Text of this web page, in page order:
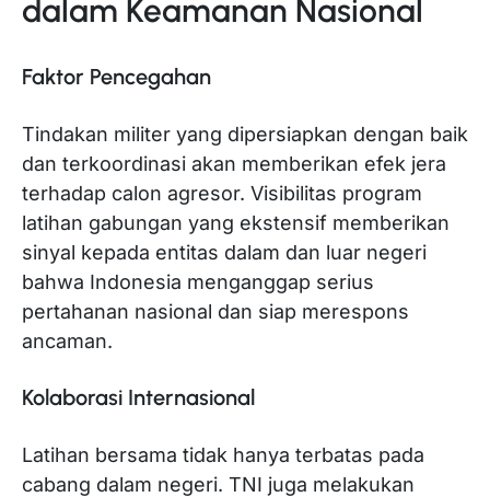
dalam Keamanan Nasional
Faktor Pencegahan
Tindakan militer yang dipersiapkan dengan baik
dan terkoordinasi akan memberikan efek jera
terhadap calon agresor. Visibilitas program
latihan gabungan yang ekstensif memberikan
sinyal kepada entitas dalam dan luar negeri
bahwa Indonesia menganggap serius
pertahanan nasional dan siap merespons
ancaman.
Kolaborasi Internasional
Latihan bersama tidak hanya terbatas pada
cabang dalam negeri. TNI juga melakukan